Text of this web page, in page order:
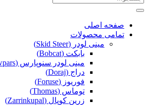
صفحه اصلی
تمامی محصولات
مینی لودر (Skid Steer)
بابکت (Bobcat)
مینی لودر سنوپارس (Snowpars)
دراج (Doraj)
فوریوز (Foruse)
توماس (Thomas)
زرین کوپال (Zarrinkupal)